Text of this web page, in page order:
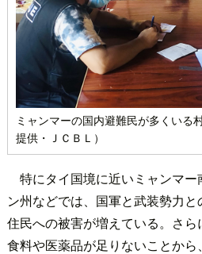
ミャンマーの国内避難民が多くいる
提供・ＪＣＢＬ）
特にタイ国境に近いミャンマ
ン州などでは、国軍と武装勢力
住民への被害が増えている。さ
食料や医薬品が足りないことか